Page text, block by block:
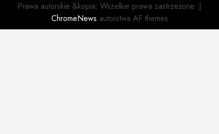
Prawa autorskie &kopia; Wszelkie prawa zastrzeżone. |
ChromeNews autorstwa AF themes